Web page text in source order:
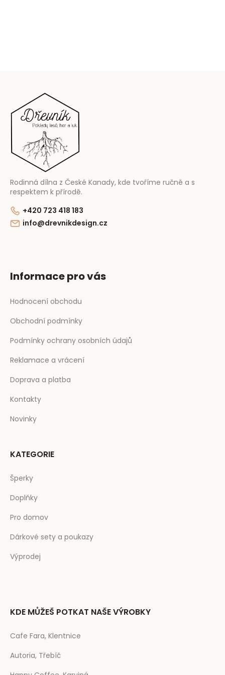
Rodinná dílna z České Kanady, kde tvoříme ručně a s
respektem k přírodě.
+420 723 418 183
info@drevnikdesign.cz
Informace pro vás
Hodnocení obchodu
Obchodní podmínky
Podmínky ochrany osobních údajů
Reklamace a vrácení
Doprava a platba
Kontakty
Novinky
KATEGORIE
Šperky
Doplňky
Pro domov
Dárkové sety a poukazy
Výprodej
KDE MŮŽEŠ POTKAT NAŠE VÝROBKY
Cafe Fara, Klentnice
Autoria, Třebíč